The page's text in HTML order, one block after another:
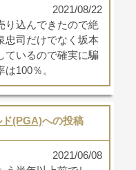
2021/08/22
り込んできたので絶
忠司だけでなく坂本
ているので確実に騙
100％。
ド(PGA)への投稿
2021/06/08